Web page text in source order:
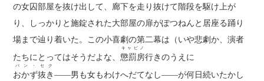
の女囚部屋を抜け出して、廊下を走り抜けて階段を駆け上が
り、しっかりと施錠された大部屋の扉がぽつねんと居座る踊り
場まで辿り着いた。この小喜劇の第二幕は（いや悲劇か、演者
たちにとってはそうだよな、懲罰房
キャビノ
行きのうえに
おかず抜き
パン・セク
――男も女もわけへだてなし――が何日続いたかし